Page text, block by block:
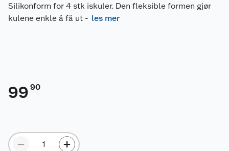
Silikonform for 4 stk iskuler. Den fleksible formen gjør
kulene enkle å få ut - les mer
99 90